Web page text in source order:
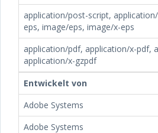
application/post-script,
eps, image/eps, image/x-eps
application/pdf, application/x-pdf,
application/x-gzpdf
Entwickelt von
Adobe Systems
Adobe Systems